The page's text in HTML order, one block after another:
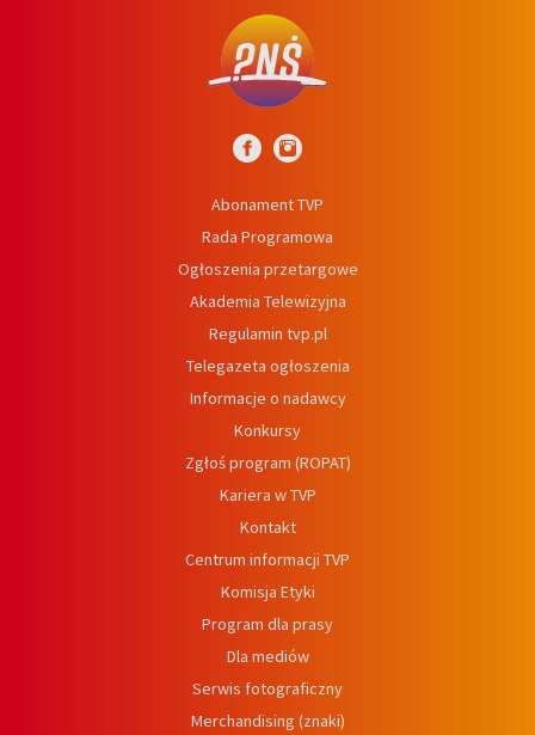
Abonament TVP
Rada Programowa
Ogłoszenia przetargowe
Akademia Telewizyjna
Regulamin tvp.pl
Telegazeta ogłoszenia
Informacje o nadawcy
Konkursy
Zgłoś program (ROPAT)
Kariera w TVP
Kontakt
Centrum informacji TVP
Komisja Etyki
Program dla prasy
Dla mediów
Serwis fotograficzny
Merchandising (znaki)